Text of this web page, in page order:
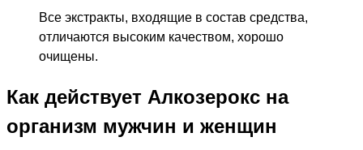
Все экстракты, входящие в состав средства,
отличаются высоким качеством, хорошо
очищены.
Как действует Алкозерокс на
организм мужчин и женщин